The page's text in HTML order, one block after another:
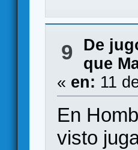
9 De
que
« en: 11
En
visto